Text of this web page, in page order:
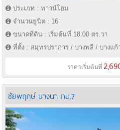
ประเภท : ทาวน์โฮม
จำนวนยูนิต : 16
ขนาดที่ดิน : เริ่มต้นที่ 18.00 ตร.วา
ที่ตั้ง : สมุทรปราการ / บางพลี / บางแก้
ราคาเริ่มต้นที่
ชัยพฤกษ์ บางนา กม.7